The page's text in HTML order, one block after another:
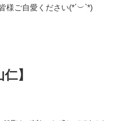
様ご自愛ください(*´︶`*)
】